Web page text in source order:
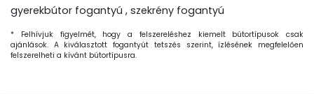
gyerekbútor fogantyú , szekrény fogantyú
* Felhívjuk figyelmét, hogy a felszereléshez kiemelt bútortípusok csak
ajánlások. A kiválasztott fogantyút tetszés szerint, ízlésének megfelelően
felszerelheti a kívánt bútortípusra.